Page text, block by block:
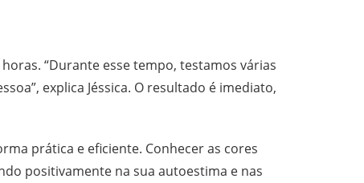
“Durante esse tempo, testamos várias
explica Jéssica. O resultado é imediato,
prática e eficiente. Conhecer as cores
positivamente na sua autoestima e nas